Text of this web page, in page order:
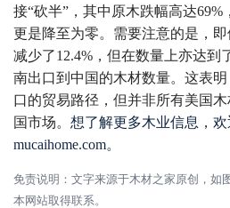
接“砍半”，其中原木跌幅高达69%
更是降至为零。需要注意的是，
减少了12.4%，但在数量上亦达到
南出口到中国的木材数量。这表
口的贸易路径，但并非所有美国
国市场。 想了解更多木业信息，
mucaihome.com。
免责说明：文字来源于木材之家原创，如
本网站取得联系。